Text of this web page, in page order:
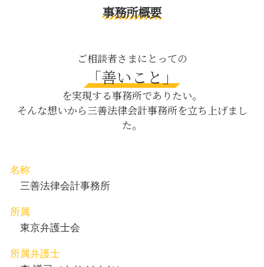
借金 差し押さえ
m&a 人事
就業規則 違反
企業 紛争
人身事故 被害者
介護 離婚
相続放棄 デメリット
債務整理 とは デメリット
物損事故 慰謝料
配偶者居住権 相続法
養育費 日比谷 弁護士
刑事事件 目黒区 弁護士
交通事故 目黒区 相談
刑事事件 茅場町 弁護士
離婚 日比谷 弁護士
養育費 渋谷区 弁護士
企業法務 茅場町 弁護士
契約書作成 日比谷 相談
債権回収 目黒区 相談
事務所概要
ご相談者さまにとっての
「善いこと」
を実現する事務所でありたい。
そんな想いから三善法律会計事務所を立ち上げまし
た。
名称
三善法律会計事務所
所属
東京弁護士会
所属弁護士